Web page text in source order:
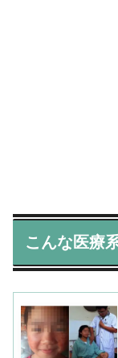
こんな医療